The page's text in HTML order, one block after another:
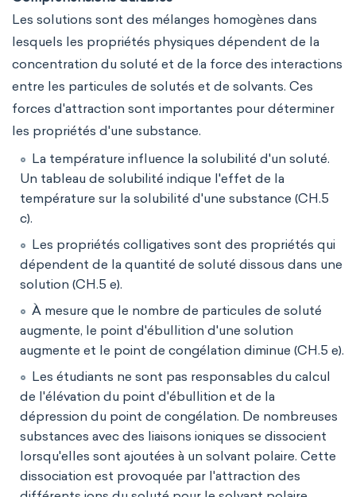
Les solutions sont des mélanges homogènes dans
lesquels les propriétés physiques dépendent de la
concentration du soluté et de la force des interactions
entre les particules de solutés et de solvants. Ces
forces d'attraction sont importantes pour déterminer
les propriétés d'une substance.
La température influence la solubilité d'un soluté.
Un tableau de solubilité indique l'effet de la
température sur la solubilité d'une substance (CH.5
c).
Les propriétés colligatives sont des propriétés qui
dépendent de la quantité de soluté dissous dans une
solution (CH.5 e).
À mesure que le nombre de particules de soluté
augmente, le point d'ébullition d'une solution
augmente et le point de congélation diminue (CH.5 e).
Les étudiants ne sont pas responsables du calcul
de l'élévation du point d'ébullition et de la
dépression du point de congélation. De nombreuses
substances avec des liaisons ioniques se dissocient
lorsqu'elles sont ajoutées à un solvant polaire. Cette
dissociation est provoquée par l'attraction des